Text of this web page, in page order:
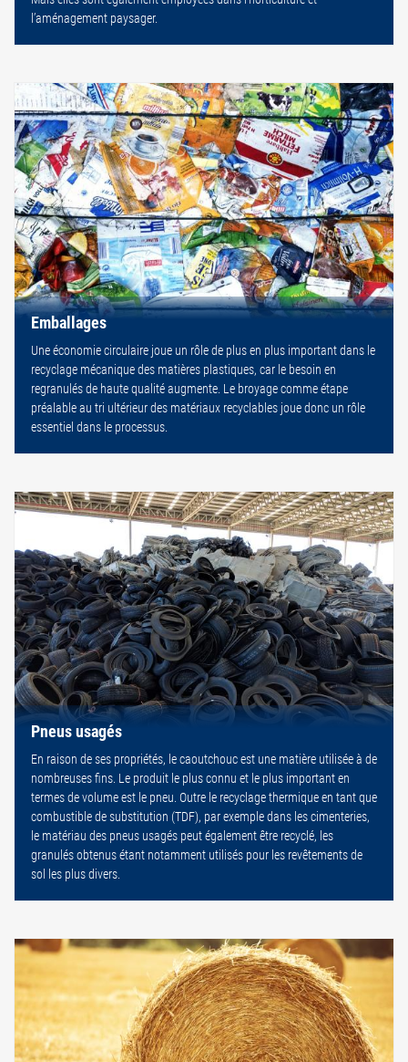
l’aménagement paysager.
Emballages
Une économie circulaire joue un rôle de plus en plus important dans le
recyclage mécanique des matières plastiques, car le besoin en
regranulés de haute qualité augmente. Le broyage comme étape
préalable au tri ultérieur des matériaux recyclables joue donc un rôle
essentiel dans le processus.
Pneus usagés
En raison de ses propriétés, le caoutchouc est une matière utilisée à de
nombreuses fins. Le produit le plus connu et le plus important en
termes de volume est le pneu. Outre le recyclage thermique en tant que
combustible de substitution (TDF), par exemple dans les cimenteries,
le matériau des pneus usagés peut également être recyclé, les
granulés obtenus étant notamment utilisés pour les revêtements de
sol les plus divers.